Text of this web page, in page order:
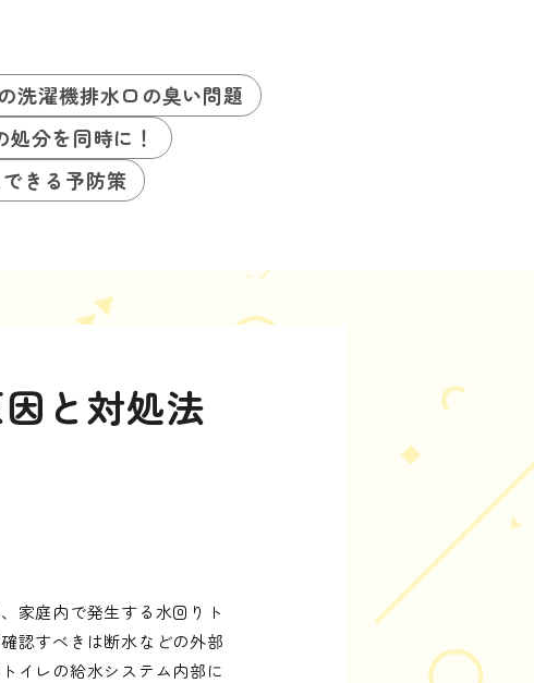
洗濯機排水口の臭い問題
分を同時に！
きる予防策
と対処法
家庭内で発生する水回りト
認すべきは断水などの外部
イレの給水システム内部に